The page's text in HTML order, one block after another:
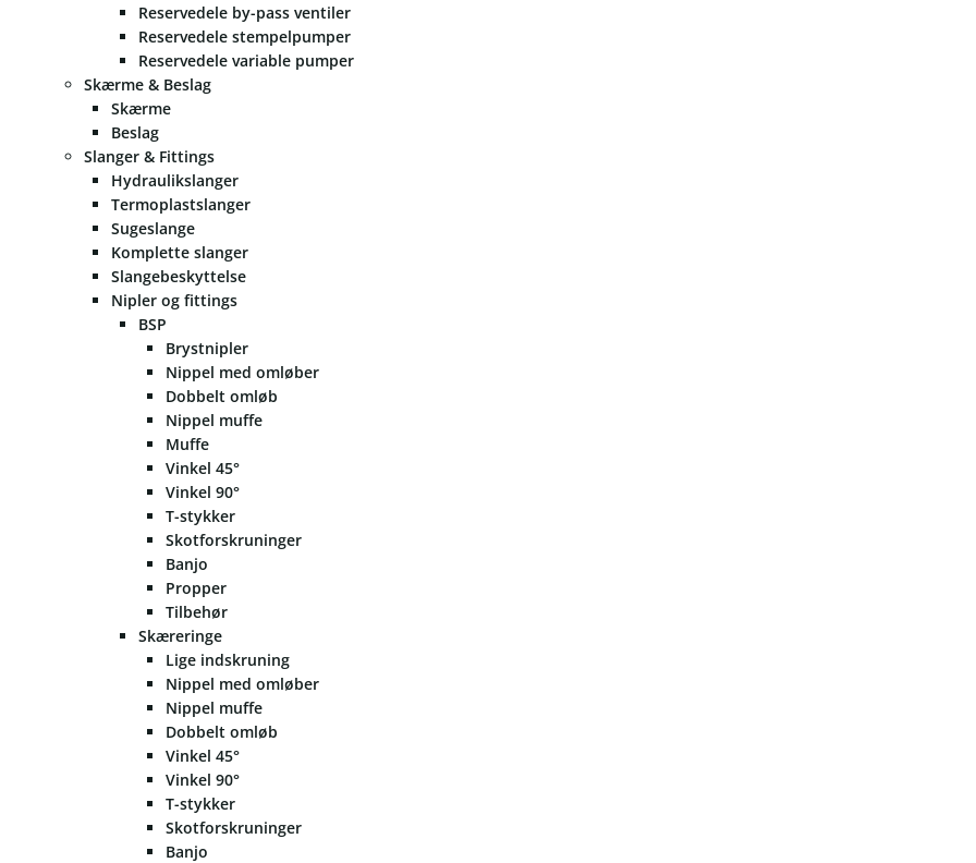
Reservedele by-pass ventiler
Reservedele stempelpumper
Reservedele variable pumper
Skærme & Beslag
Skærme
Beslag
Slanger & Fittings
Hydraulikslanger
Termoplastslanger
Sugeslange
Komplette slanger
Slangebeskyttelse
Nipler og fittings
BSP
Brystnipler
Nippel med omløber
Dobbelt omløb
Nippel muffe
Muffe
Vinkel 45°
Vinkel 90°
T-stykker
Skotforskruninger
Banjo
Propper
Tilbehør
Skæreringe
Lige indskruning
Nippel med omløber
Nippel muffe
Dobbelt omløb
Vinkel 45°
Vinkel 90°
T-stykker
Skotforskruninger
Banjo